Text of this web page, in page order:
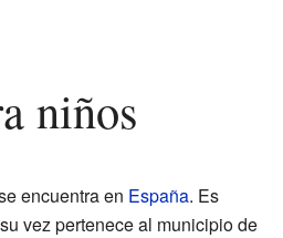
niños
encuentra en España. Es
vez pertenece al municipio de